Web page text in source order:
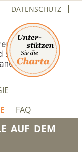
DATENSCHUTZ
FAQ
AUF DEM